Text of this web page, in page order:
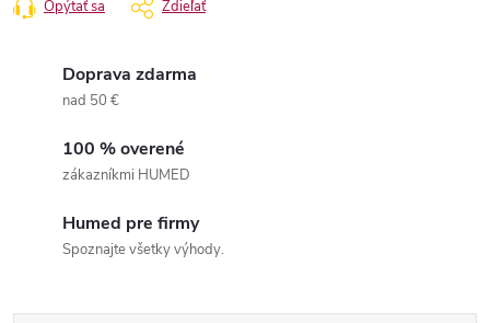
Opýtať sa Zdieľať
Doprava zdarma
nad 50 €
100 % overené
zákazníkmi HUMED
Humed pre firmy
Spoznajte všetky výhody.